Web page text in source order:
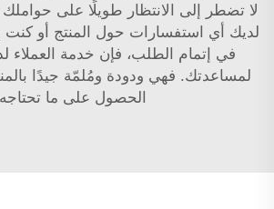
لا تضطر إلى الانتظار طويلًا على حواملك
لديك أي استفسارات حول المنتج أو
في إتمام الطلب، فإن خدمة العملاء
لمساعدتك. فهي ودودة ومُلمّة جيدًا
الحصول على ما